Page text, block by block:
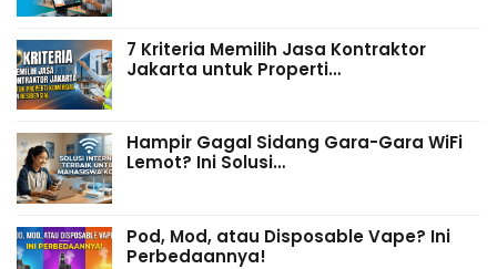
7 Kriteria Memilih Jasa Kontraktor
Jakarta untuk Properti…
Hampir Gagal Sidang Gara-Gara WiFi
Lemot? Ini Solusi…
Pod, Mod, atau Disposable Vape? Ini
Perbedaannya!